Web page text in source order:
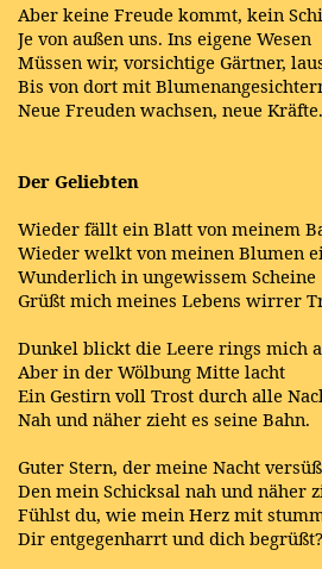
Aber keine Freude kommt, kein
Je von außen uns. Ins eigene Wesen
Müssen wir, vorsichtige Gärtner,
Bis von dort mit
Neue Freuden wachsen, neue Kräfte.
Der Geliebten
Wieder fällt ein Blatt von meinem
Wieder welkt von meinen Blumen
Wunderlich in ungewissem Scheine
Grüßt mich meines Lebens wirrer
Dunkel blickt die Leere rings mich
Aber in der Wölbung Mitte lacht
Ein Gestirn voll Trost durch alle
Nah und näher zieht es seine Bahn.
Guter Stern, der meine Nacht
Den mein Schicksal nah und näher
Fühlst du, wie mein Herz mit
Dir entgegenharrt und dich begrüßt?